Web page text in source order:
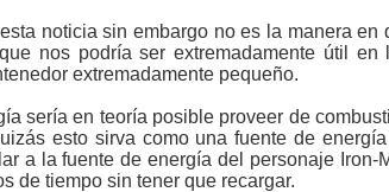
noticia sin embargo no es la manera
nos podría ser extremadamente útil
extremadamente pequeño.
sería en teoría posible proveer de
esto sirva como una fuente de
a la fuente de energía del personaje
de tiempo sin tener que recargar.